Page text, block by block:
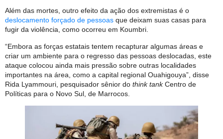
Além das mortes, outro efeito da ação dos extremistas é o
deslocamento forçado de pessoas que deixam suas casas para
fugir da violência, como ocorreu em Koumbri.
“Embora as forças estatais tentem recapturar algumas áreas e
criar um ambiente para o regresso das pessoas deslocadas, este
ataque colocou ainda mais pressão sobre outras localidades
importantes na área, como a capital regional Ouahigouya”, disse
Rida Lyammouri, pesquisador sênior do think tankCentro de
Políticas para o Novo Sul, de Marrocos.